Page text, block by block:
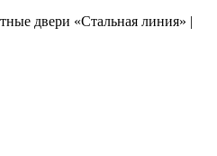
двери «Стальная линия» |